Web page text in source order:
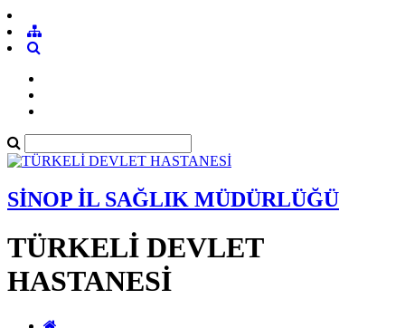
SİNOP İL SAĞLIK MÜDÜRLÜĞÜ
TÜRKELİ DEVLET
HASTANESİ